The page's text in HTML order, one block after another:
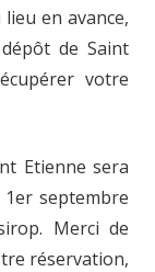
en avance,
de Saint
votre
Etienne sera
septembre
Merci de
réservation,